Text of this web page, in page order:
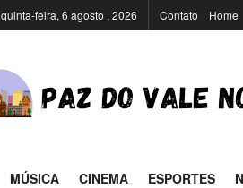
quinta-feira, 6 agosto , 2026 Contato Home
MÚSICA CINEMA ESPORTES